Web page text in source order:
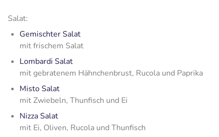
Salat:
Gemischter Salat
mit frischem Salat
Lombardi Salat
mit gebratenem Hähnchenbrust, Rucola und Paprika
Misto Salat
mit Zwiebeln, Thunfisch und Ei
Nizza Salat
mit Ei, Oliven, Rucola und Thunfisch